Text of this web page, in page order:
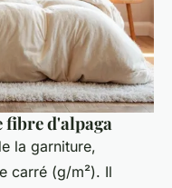
fibre d'alpaga
la garniture,
carré (g/m²). Il